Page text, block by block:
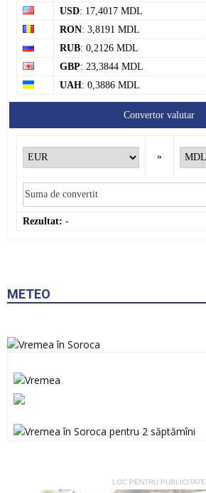
USD: 17,4017 MDL
RON: 3,8191 MDL
RUB: 0,2126 MDL
GBP: 23,3844 MDL
UAH: 0,3886 MDL
Convertor valutar
»
Rezultat: -
METEO
LOC PENTRU PUBLICITATE